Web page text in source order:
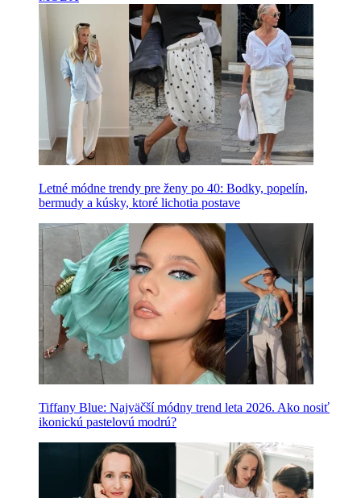
Letné módne trendy pre ženy po 40: Bodky, popelín,
bermudy a kúsky, ktoré lichotia postave
Tiffany Blue: Najväčší módny trend leta 2026. Ako nosiť
ikonickú pastelovú modrú?